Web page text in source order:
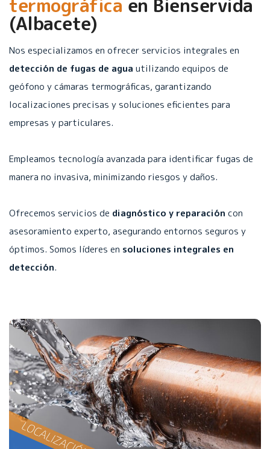
termográficaen Bienservida
(Albacete)
Nos especializamos en ofrecer servicios integrales en
detección de fugas de agua utilizando equipos de
geófono y cámaras termográficas, garantizando
localizaciones precisas y soluciones eficientes para
empresas y particulares.
Empleamos tecnología avanzada para identificar fugas de
manera no invasiva, minimizando riesgos y daños.
Ofrecemos servicios de diagnóstico y reparación con
asesoramiento experto, asegurando entornos seguros y
óptimos. Somos líderes en soluciones integrales en
detección.